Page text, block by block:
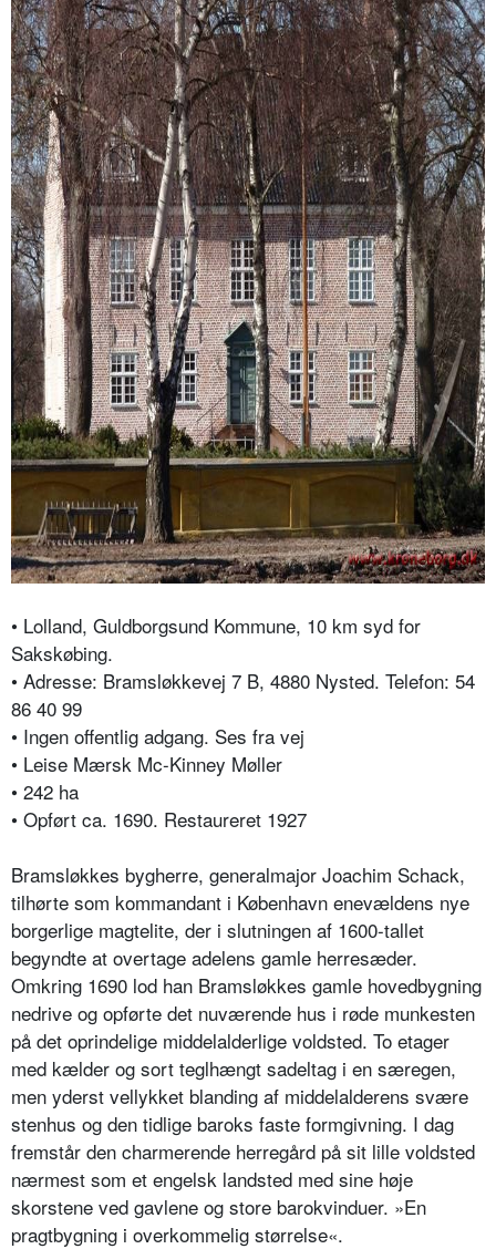
• Lolland, Guldborgsund Kommune, 10 km syd for
Sakskøbing.
• Adresse: Bramsløkkevej 7 B, 4880 Nysted. Telefon: 54
86 40 99
• Ingen offentlig adgang. Ses fra vej
• Leise Mærsk Mc-Kinney Møller
• 242 ha
• Opført ca. 1690. Restaureret 1927
Bramsløkkes bygherre, generalmajor Joachim Schack,
tilhørte som kommandant i København enevældens nye
borgerlige magtelite, der i slutningen af 1600-tallet
begyndte at overtage adelens gamle herresæder.
Omkring 1690 lod han Bramsløkkes gamle hovedbygning
nedrive og opførte det nuværende hus i røde munkesten
på det oprindelige middelalderlige voldsted. To etager
med kælder og sort teglhængt sadeltag i en særegen,
men yderst vellykket blanding af middelalderens svære
stenhus og den tidlige baroks faste formgivning. I dag
fremstår den charmerende herregård på sit lille voldsted
nærmest som et engelsk landsted med sine høje
skorstene ved gavlene og store barokvinduer. »En
pragtbygning i overkommelig størrelse«.